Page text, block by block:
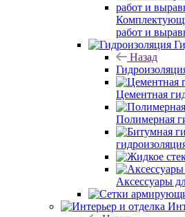
работ и
Назад
Цементная
Полимерная
Аксессуары